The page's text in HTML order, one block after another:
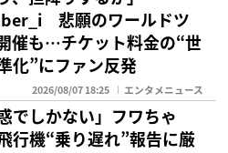
悲願のワールドツ
催も…チケット料金の“世
化”にファン反発
2026/08/07 18:25 エンタメニュース
でしかない」フワちゃ
機“乗り遅れ”報告に厳